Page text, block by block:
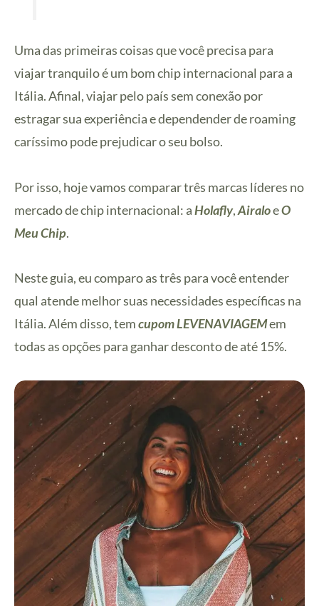
Uma das primeiras coisas que você precisa para
viajar tranquilo é um bom chip internacional para a
Itália. Afinal, viajar pelo país sem conexão por
estragar sua experiência e dependender de roaming
caríssimo pode prejudicar o seu bolso.
Por isso, hoje vamos comparar três marcas líderes no
mercado de chip internacional: aHolafly,AiraloeO
Meu Chip.
Neste guia, eu comparo as três para você entender
qual atende melhor suas necessidades específicas na
Itália. Além disso, temcupom LEVENAVIAGEMem
todas as opções para ganhar desconto de até 15%.